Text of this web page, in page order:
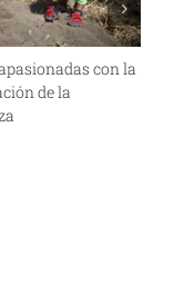
con la
de la